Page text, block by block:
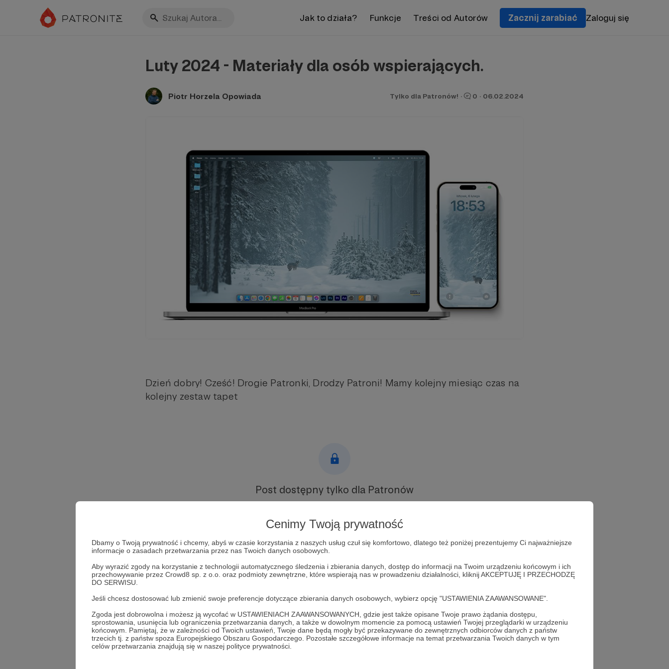
Cenimy Twoją prywatność
Dbamy o Twoją prywatność i chcemy, abyś w czasie korzystania z naszych usług czuł się komfortowo, dlatego też poniżej prezentujemy Ci najważniejsze
informacje o zasadach przetwarzania przez nas Twoich danych osobowych.
Aby wyrazić zgody na korzystanie z technologii automatycznego śledzenia i zbierania danych, dostęp do informacji na Twoim urządzeniu końcowym i ich
przechowywanie przez Crowd8 sp. z o.o. oraz podmioty zewnętrzne, które wspierają nas w prowadzeniu działalności, kliknij AKCEPTUJĘ I PRZECHODZĘ
DO SERWISU.
Jeśli chcesz dostosować lub zmienić swoje preferencje dotyczące zbierania danych osobowych, wybierz opcję "USTAWIENIA ZAAWANSOWANE".
Zgoda jest dobrowolna i możesz ją wycofać w USTAWIENIACH ZAAWANSOWANYCH, gdzie jest także opisane Twoje prawo żądania dostępu,
sprostowania, usunięcia lub ograniczenia przetwarzania danych, a także w dowolnym momencie za pomocą ustawień Twojej przeglądarki w urządzeniu
końcowym. Pamiętaj, że w zależności od Twoich ustawień, Twoje dane będą mogły być przekazywane do zewnętrznych odbiorców danych z państw
trzecich tj. z państw spoza Europejskiego Obszaru Gospodarczego. Pozostałe szczegółowe informacje na temat przetwarzania Twoich danych w tym
celów przetwarzania znajdują się w naszej polityce prywatności.
Jak to działa? Funkcje Treści od Autorów Zacznij zarabiać Zaloguj się
Luty 2024 - Materiały dla osób wspierających.
Piotr Horzela Opowiada Tylko dla Patronów! · 0 · 06.02.2024
Dzień dobry! Cześć! Drogie Patronki, Drodzy Patroni! Mamy kolejny miesiąc czas na
kolejny zestaw tapet
Post dostępny tylko dla Patronów
Zostań Patronem
Piotr Horzela Opowiada Zobacz profil autora